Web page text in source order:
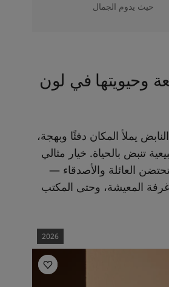
حيث يدوم الجمال
وحيويتها في لون
يملأ المكان دفئًا وبهجة،
تنبض بالحياة. خيار مثالي
العائلة والأصدقاء —
المعيشة، وحتى المكتب
2026